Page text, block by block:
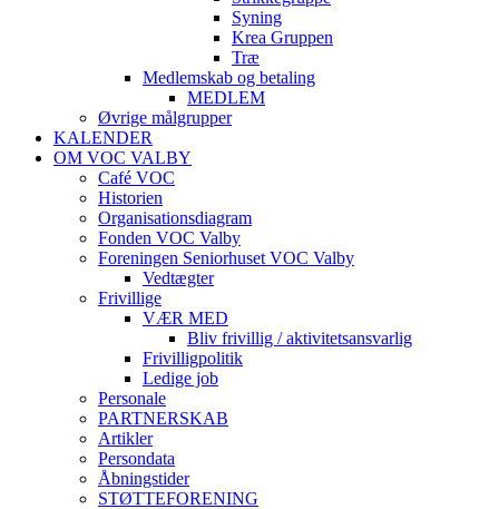
Syning
Krea Gruppen
Træ
Medlemskab og betaling
MEDLEM
Øvrige målgrupper
KALENDER
OM VOC VALBY
Café VOC
Historien
Organisationsdiagram
Fonden VOC Valby
Foreningen Seniorhuset VOC Valby
Vedtægter
Frivillige
VÆR MED
Bliv frivillig / aktivitetsansvarlig
Frivilligpolitik
Ledige job
Personale
PARTNERSKAB
Artikler
Persondata
Åbningstider
STØTTEFORENING